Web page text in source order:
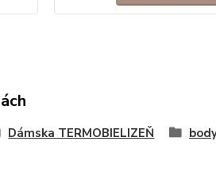
Dámska TERMOBIELIZEŇ